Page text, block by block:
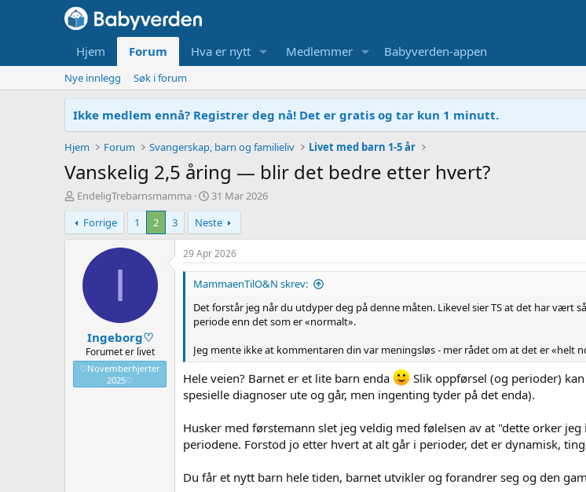
Hjem Forum Hva er nytt Medlemmer Babyverden-appen
Nye innlegg Søk i forum
Ikke medlem ennå? Registrer deg nå! Det er gratis og tar kun 1 minutt.
Hjem Forum Svangerskap, barn og familieliv Livet med barn 1-5 år
Vanskelig 2,5 åring — blir det bedre etter hvert?
T
r
å
d
EndeligTrebarnsmamma
O
p
p
r
e
t
t
t
31 Mar 2026
Forrige
1 2 3 Neste
I
Ingeborg♡
Forumet er livet
♡Novemberhjerter
2025♡
29 Apr 2026
MammaenTilO&N skrev:
Det forstår jeg når du utdyper deg på denne måten. Likevel sier TS at det har vært
periode enn det som er «normalt».
Jeg mente ikke at kommentaren din var meningsløs - mer rådet om at det er «helt
Hele veien? Barnet er et lite barn enda
Slik oppførsel (og perioder)
spesielle diagnoser ute og går, men ingenting tyder på det enda).
Husker med førstemann slet jeg veldig med følelsen av at "dette orker
periodene. Forstod jo etter hvert at alt går i perioder, det er dynamisk,
Du får et nytt barn hele tiden, barnet utvikler og forandrer seg og den